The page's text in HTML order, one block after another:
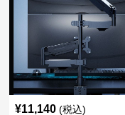
¥11,140 (税込)